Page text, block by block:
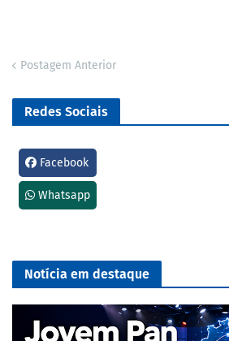
Postagem Anterior
Redes Sociais
Facebook
Whatsapp
Notícia em destaque